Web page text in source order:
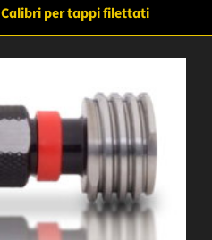
Calibri per tappi filettati